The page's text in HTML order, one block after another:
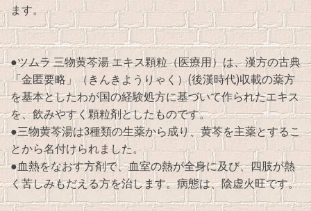
ます。
●ツムラ 三物黄芩湯 エキス顆粒（医療用）は、漢方の古典
「金匿要略」（きんきようりゃく）(後漢時代)収載の薬方
を基本としたわが国の経験処方に基づいて作られたエキス
を、飲みやすく顆粒剤としたものです。
●三物黄芩湯は3種類の生薬から成り、黄芩を主薬とするこ
とから名付けられました。
●血熱をなおす方剤で、血室の熱が全身に及び、四肢が熱
く苦しみもだえる方を治します。病態は、陰虚火旺です。